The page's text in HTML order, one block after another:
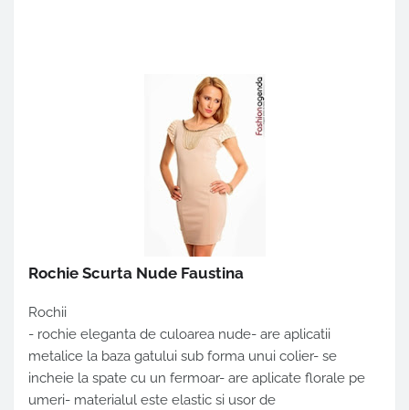
Rochie Scurta Nude Faustina
Rochii
- rochie eleganta de culoarea nude- are aplicatii
metalice la baza gatului sub forma unui colier- se
incheie la spate cu un fermoar- are aplicate florale pe
umeri- materialul este elastic si usor de